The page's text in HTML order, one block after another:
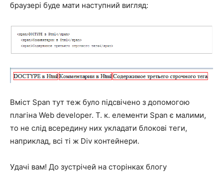
браузері буде мати наступний вигляд:
Вміст Span тут теж було підсвічено з допомогою
плагіна Web developer. Т. к. елементи Span є малими,
то не слід всередину них укладати блокові теги,
наприклад, всі ті ж Div контейнери.
Удачі вам! До зустрічей на сторінках блогу